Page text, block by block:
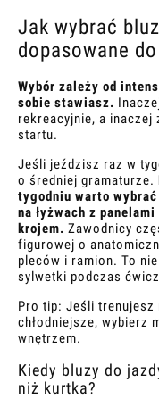
Jak wybrać
dopasowane
Wybór zależy od
sobie stawiasz.
rekreacyjnie, a inaczej
startu.
Jeśli jeździsz raz w
o średniej gramaturze.
tygodniu warto
na łyżwach z
krojem. Zawodnicy
figurowej o
pleców i ramion. To
sylwetki podczas
Pro tip: Jeśli
chłodniejsze, wybierz
wnętrzem.
Kiedy bluzy do
niż kurtka?